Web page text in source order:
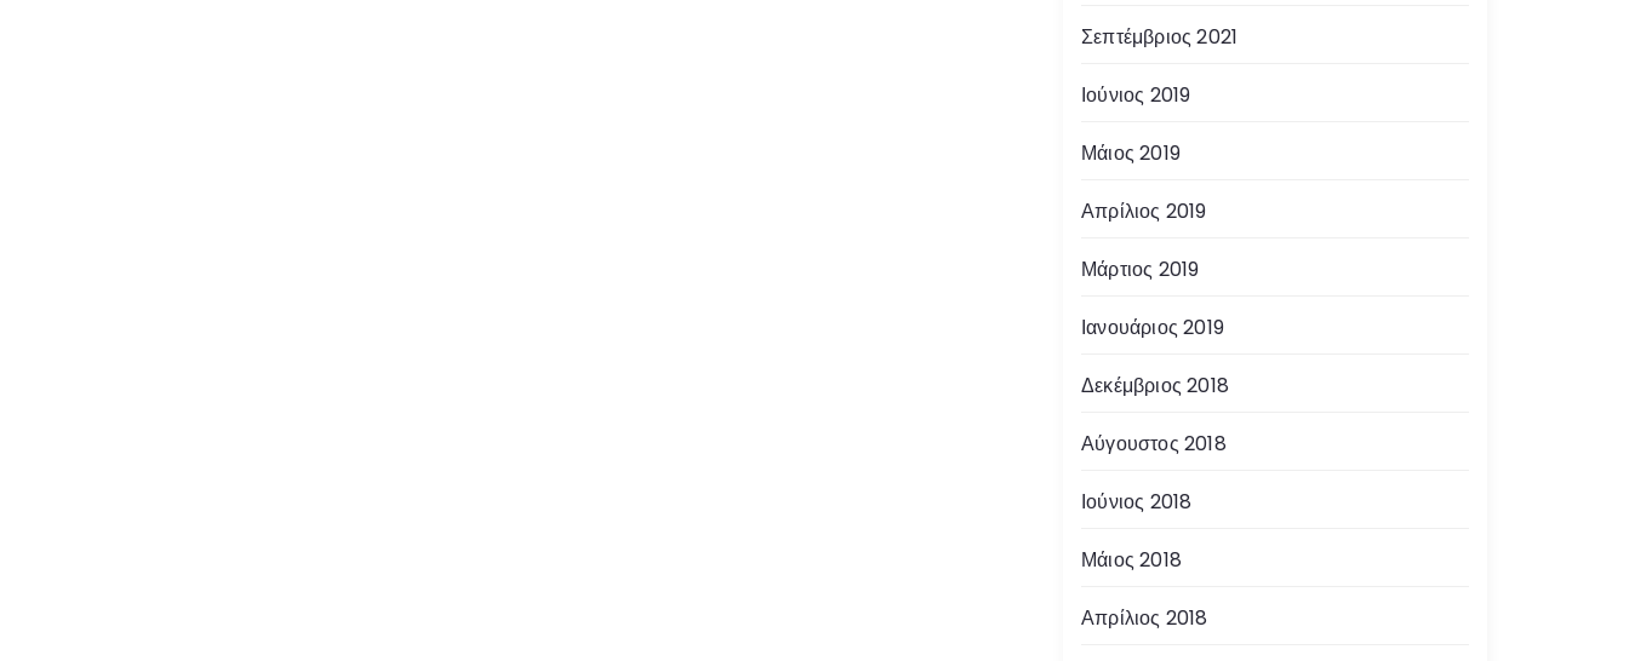
Σεπτέμβριος 2021
Ιούνιος 2019
Μάιος 2019
Απρίλιος 2019
Μάρτιος 2019
Ιανουάριος 2019
Δεκέμβριος 2018
Αύγουστος 2018
Ιούνιος 2018
Μάιος 2018
Απρίλιος 2018